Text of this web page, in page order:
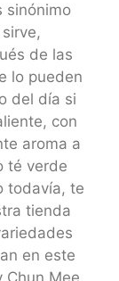
sinónimo
de las
lo pueden
del día si
con
aroma a
té verde
todavía, te
tienda
en este